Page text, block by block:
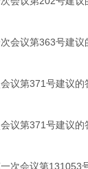
会议第363号建议
议第371号建议的
议第371号建议的
次会议第131053